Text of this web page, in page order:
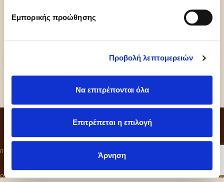
Εμπορικής προώθησης
Προβολή λεπτομερειών
Να επιτρέπονται όλα
Επιτρέπεται η επιλογή
Άρνηση
CONTACT
ΠΟΛΙΤΙΚΗ ΑΠΟΡΡΗΤΟΥ ΚΩΔΙΚΑΣ ΔΕΟΝΤΟΛΟΓΙΑΣ
COLD SIN ©2026 MRM